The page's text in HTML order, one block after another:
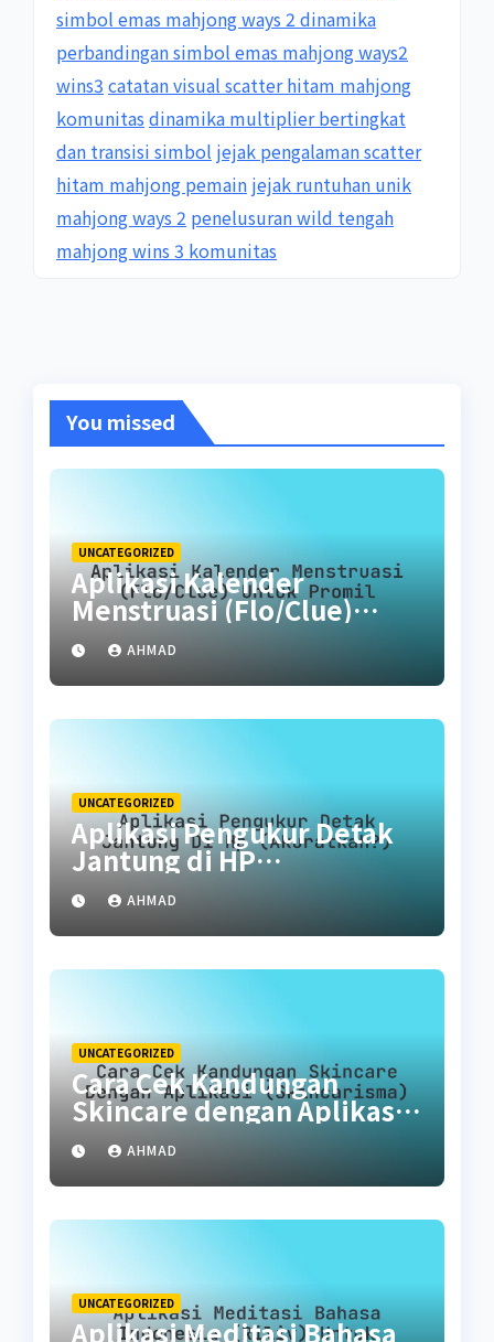
simbol emas mahjong ways 2 dinamika
perbandingan simbol emas mahjong ways2
wins3 catatan visual scatter hitam mahjong
komunitas dinamika multiplier bertingkat
dan transisi simbol jejak pengalaman scatter
hitam mahjong pemain jejak runtuhan unik
mahjong ways 2 penelusuran wild tengah
mahjong wins 3 komunitas
You missed
UNCATEGORIZED
Aplikasi Kalender
Menstruasi (Flo/Clue)
untuk Promil
AHMAD
UNCATEGORIZED
Aplikasi Pengukur Detak
Jantung di HP
(Akuratkah?)
AHMAD
UNCATEGORIZED
Cara Cek Kandungan
Skincare dengan Aplikasi
(SkinCarisma)
AHMAD
UNCATEGORIZED
Aplikasi Meditasi Bahasa